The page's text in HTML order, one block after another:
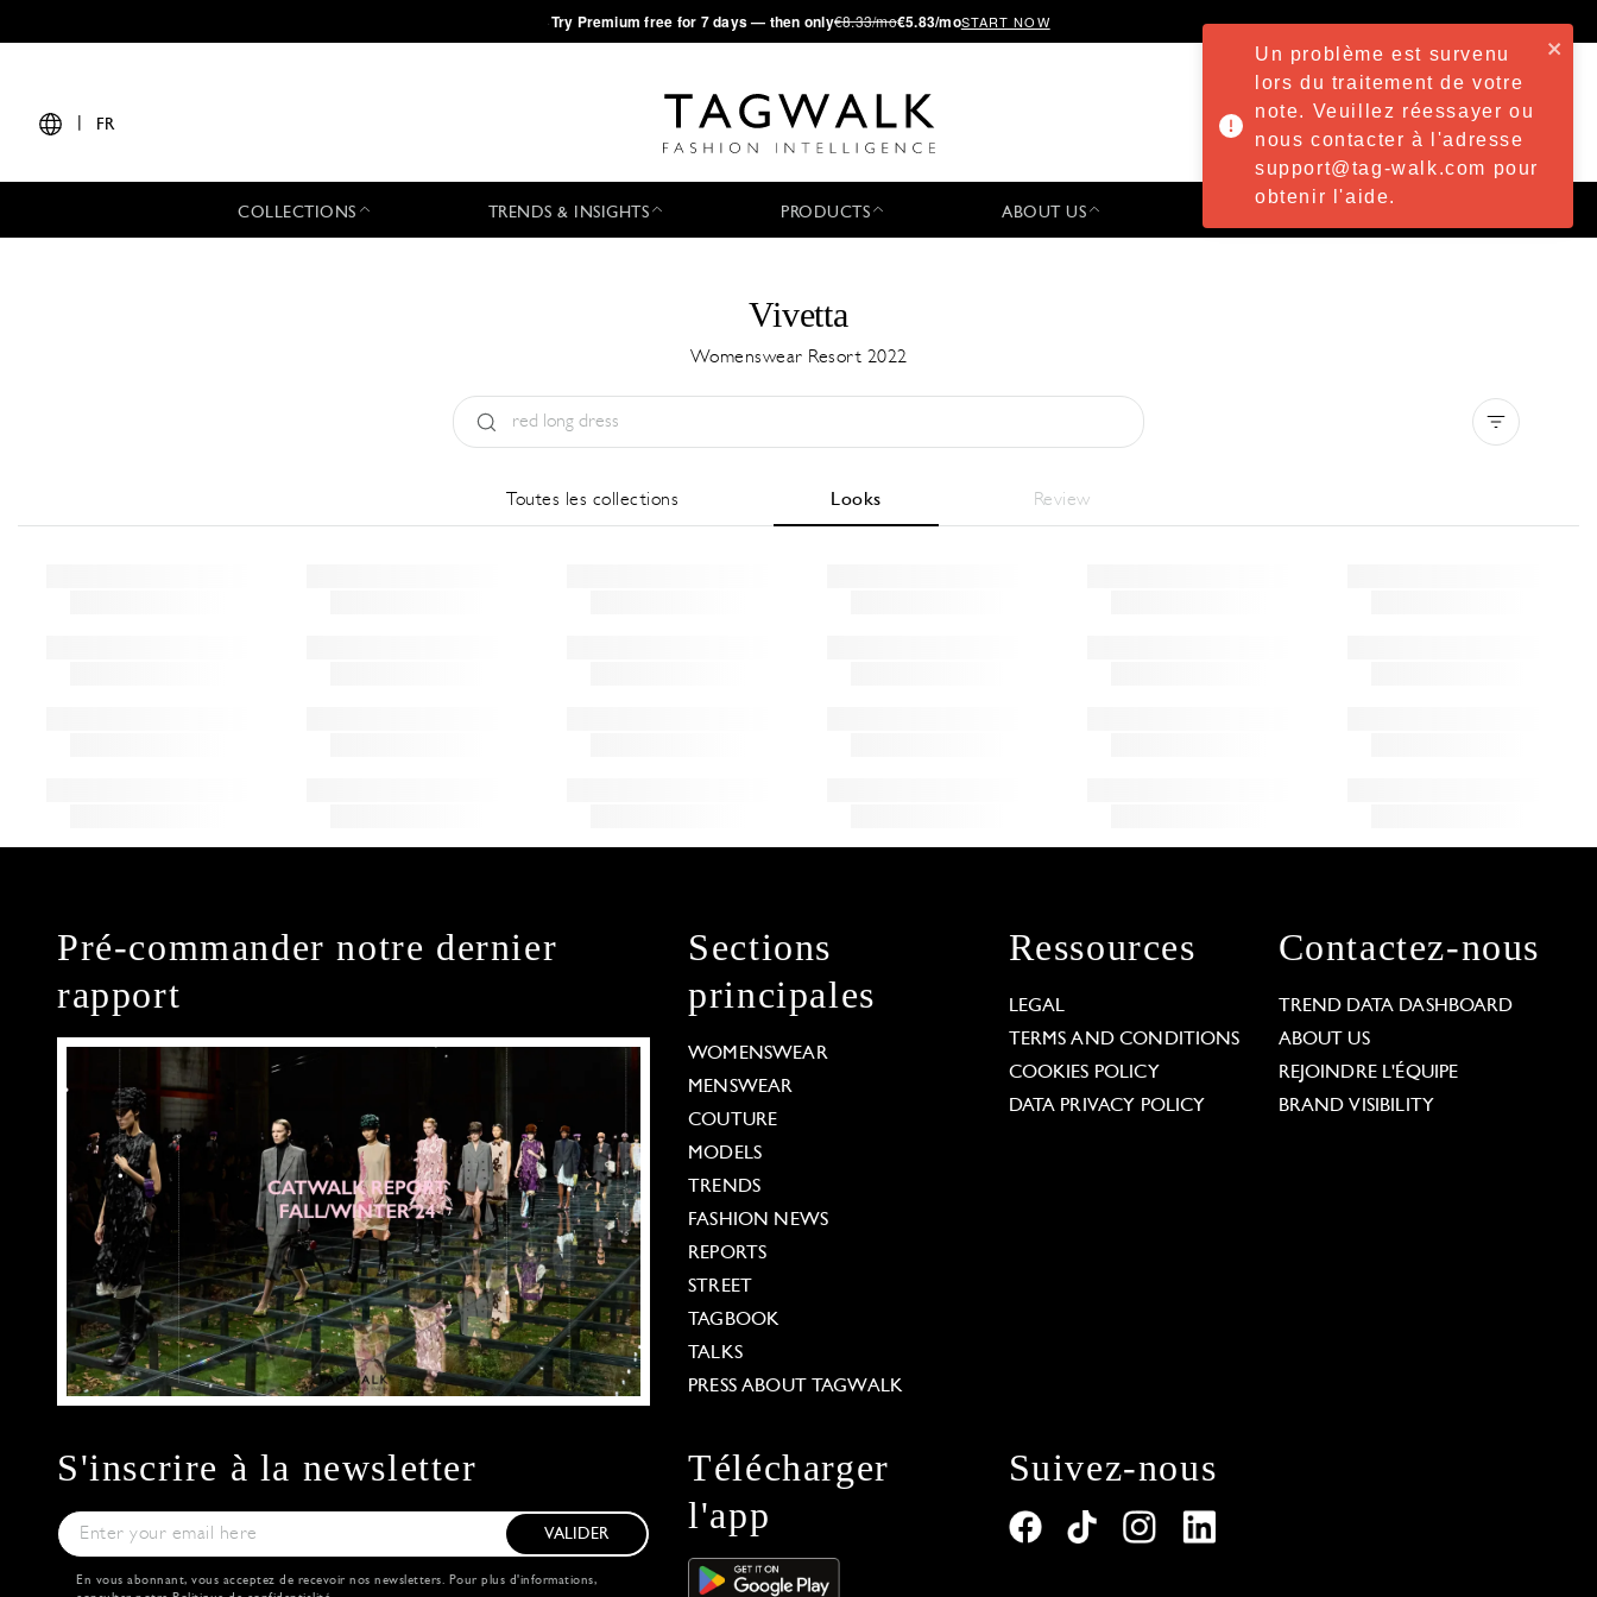
·Try Premium free for 7 days — then only€8.33/mo€5.83/moSTART NOW
FR
COLLECTIONS TRENDS & INSIGHTS PRODUCTS ABOUT US
Vivetta
Womenswear Resort 2022
Toutes les collections Looks Review
Pré-commander notre dernier
rapport
Sections
principales
WOMENSWEAR
MENSWEAR
COUTURE
MODELS
TRENDS
FASHION NEWS
REPORTS
STREET
TAGBOOK
TALKS
PRESS ABOUT TAGWALK
Ressources
LEGAL
TERMS AND CONDITIONS
COOKIES POLICY
DATA PRIVACY POLICY
Contactez-nous
TREND DATA DASHBOARD
ABOUT US
REJOINDRE L'ÉQUIPE
BRAND VISIBILITY
S'inscrire à la newsletter
VALIDER
En vous abonnant, vous acceptez de recevoir nos newsletters. Pour plus d'informations,
Télécharger
l'app
Suivez-nous
Un problème est survenu
lors du traitement de votre
note. Veuillez réessayer ou
nous contacter à l'adresse
support@tag-walk.com pour
obtenir l'aide.